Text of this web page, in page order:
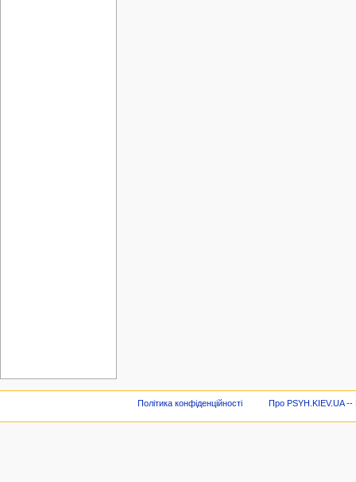
Політика конфіденційності Про PSYH.KIEV.UA --